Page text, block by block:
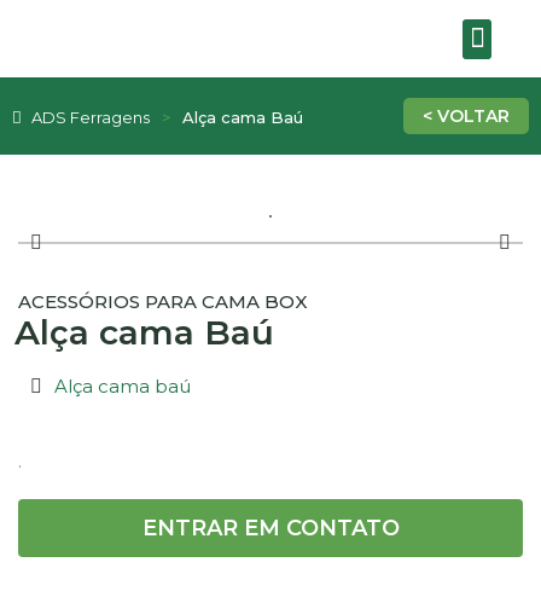
ADS Ferragens Alça cama Baú
ACESSÓRIOS PARA CAMA BOX
Alça cama Baú
Alça cama baú
.
ENTRAR EM CONTATO